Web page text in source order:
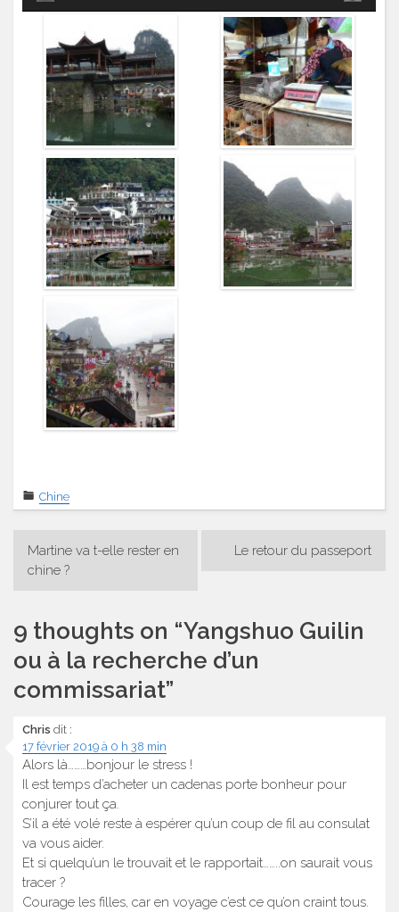
Chine
Navigation
de
Martine va t-elle rester en
chine ?
Le retour du passeport
9 thoughts on “Yangshuo Guilin
ou à la recherche d’un
commissariat”
Chris dit :
17 février 2019 à 0 h 38 min
Alors là………bonjour le stress !
Il est temps d’acheter un cadenas porte bonheur pour
conjurer tout ça.
S’il a été volé reste à espérer qu’un coup de fil au consulat
va vous aider.
Et si quelqu’un le trouvait et le rapportait……..on saurait vous
tracer ?
Courage les filles, car en voyage c’est ce qu’on craint tous.